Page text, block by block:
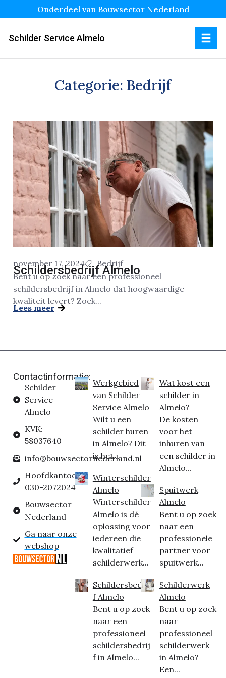
Onderdeel van Bouwsector Nederland
Schilder Service Almelo
Categorie: Bedrijf
november 17, 2024 Bedrijf
Schildersbedrijf Almelo
Bent u op zoek naar een professioneel
schildersbedrijf in Almelo dat hoogwaardige
kwaliteit levert? Zoek...
Lees meer
Contactinformatie:
Schilder
Service
Almelo
KVK:
58037640
info@bouwsectornederland.nl
Hoofdkantoor:
030-2072024
Bouwsector
Nederland
Ga naar onze
webshop
Werkgebied
van Schilder
Service Almelo
Wilt u een
schilder huren
in Almelo? Dit
is het...
Winterschilder
Almelo
Winterschilder
Almelo is dé
oplossing voor
iedereen die
kwalitatief
schilderwerk...
Schildersbedrij
f Almelo
Bent u op zoek
naar een
professioneel
schildersbedrij
f in Almelo...
Wat kost een
schilder in
Almelo?
De kosten
voor het
inhuren van
een schilder in
Almelo...
Spuitwerk
Almelo
Bent u op zoek
naar een
professionele
partner voor
spuitwerk...
Schilderwerk
Almelo
Bent u op zoek
naar
professioneel
schilderwerk
in Almelo?
Een...